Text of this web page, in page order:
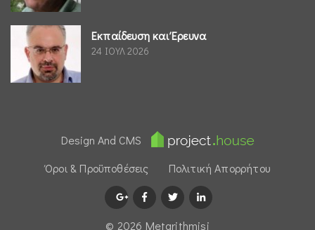
Εκπαίδευση και Έρευνα
24 ΙΟΥΛ 2026
Design And CMS
Όροι & Προϋποθέσεις
Πολιτική Απορρήτου
© 2026 Μetarithmisi